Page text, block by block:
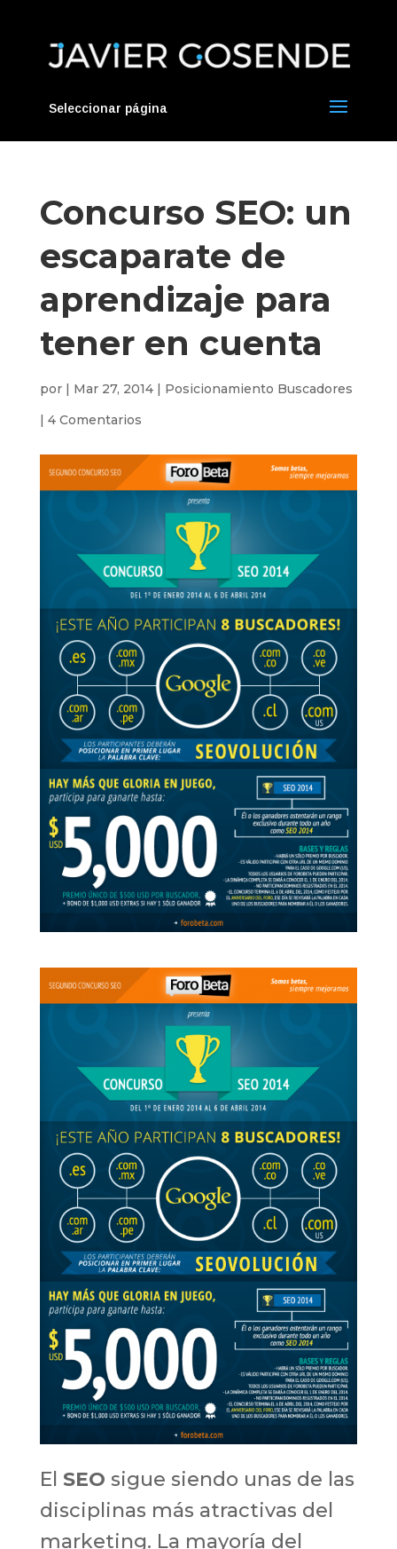
Seleccionar página
Concurso SEO: un
escaparate de
aprendizaje para
tener en cuenta
por | Mar 27, 2014| Posicionamiento Buscadores
| 4 Comentarios
El SEO sigue siendo unas de las
disciplinas más atractivas del
marketing. La mayoría del